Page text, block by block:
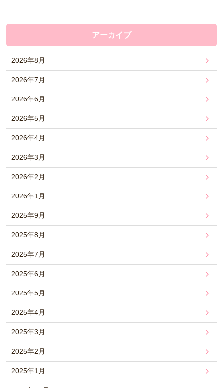
アーカイブ
2026年8月
2026年7月
2026年6月
2026年5月
2026年4月
2026年3月
2026年2月
2026年1月
2025年9月
2025年8月
2025年7月
2025年6月
2025年5月
2025年4月
2025年3月
2025年2月
2025年1月